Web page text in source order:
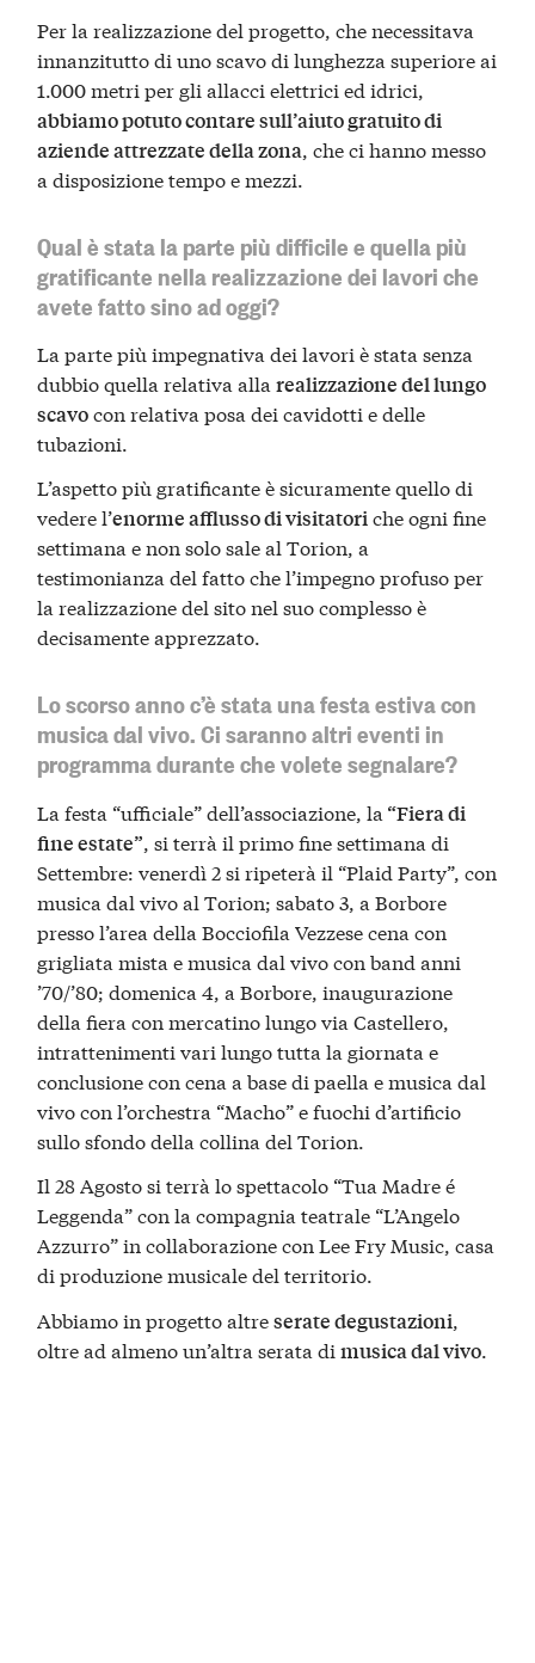
Per la realizzazione del progetto, che necessitava
innanzitutto di uno scavo di lunghezza superiore ai
1.000 metri per gli allacci elettrici ed idrici,
abbiamo potuto contare sull’aiuto gratuito di
aziende attrezzate della zona , che ci hanno messo
a disposizione tempo e mezzi.
Qual è stata la parte più difficile e quella più
gratificante nella realizzazione dei lavori che
avete fatto sino ad oggi?
La parte più impegnativa dei lavori è stata senza
dubbio quella relativa allarealizzazione del lungo
scavocon relativa posa dei cavidotti e delle
tubazioni.
L’aspetto più gratificante è sicuramente quello di
vedere l’enorme afflusso di visitatoriche ogni fine
settimana e non solo sale al Torion, a
testimonianza del fatto che l’impegno profuso per
la realizzazione del sito nel suo complesso è
decisamente apprezzato.
Lo scorso anno c’è stata una festa estiva con
musica dal vivo. Ci saranno altri eventi in
programma durante che volete segnalare?
La festa “ufficiale” dell’associazione, la “Fiera di
fine estate” , si terrà il primo fine settimana di
Settembre: venerdì 2 si ripeterà il “Plaid Party”, con
musica dal vivo al Torion; sabato 3, a Borbore
presso l’area della Bocciofila Vezzese cena con
grigliata mista e musica dal vivo con band anni
’70/’80; domenica 4, a Borbore, inaugurazione
della fiera con mercatino lungo via Castellero,
intrattenimenti vari lungo tutta la giornata e
conclusione con cena a base di paella e musica dal
vivo con l’orchestra “Macho” e fuochi d’artificio
sullo sfondo della collina del Torion.
Il 28 Agosto si terrà lo spettacolo “Tua Madre é
Leggenda” con la compagnia teatrale “L’Angelo
Azzurro” in collaborazione con Lee Fry Music, casa
di produzione musicale del territorio.
Abbiamo in progetto altreserate degustazioni,
oltre ad almeno un’altra serata dimusica dal vivo.